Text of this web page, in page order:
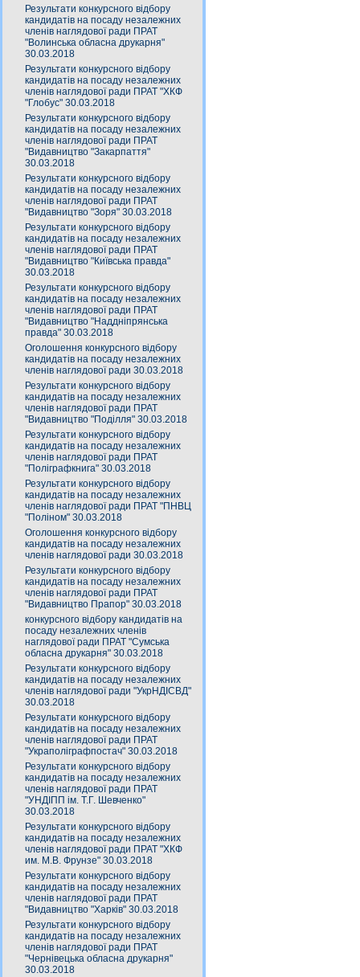
Результати конкурсного відбору
кандидатів на посаду незалежних
членів наглядової ради ПРАТ
"Волинська обласна друкарня"
30.03.2018
Результати конкурсного відбору
кандидатів на посаду незалежних
членів наглядової ради ПРАТ "ХКФ
"Глобус" 30.03.2018
Результати конкурсного відбору
кандидатів на посаду незалежних
членів наглядової ради ПРАТ
"Видавництво "Закарпаття"
30.03.2018
Результати конкурсного відбору
кандидатів на посаду незалежних
членів наглядової ради ПРАТ
"Видавництво "Зоря" 30.03.2018
Результати конкурсного відбору
кандидатів на посаду незалежних
членів наглядової ради ПРАТ
"Видавництво "Київська правда"
30.03.2018
Результати конкурсного відбору
кандидатів на посаду незалежних
членів наглядової ради ПРАТ
"Видавництво "Наддніпрянська
правда" 30.03.2018
Оголошення конкурсного відбору
кандидатів на посаду незалежних
членів наглядової ради 30.03.2018
Результати конкурсного відбору
кандидатів на посаду незалежних
членів наглядової ради ПРАТ
"Видавництво "Поділля" 30.03.2018
Результати конкурсного відбору
кандидатів на посаду незалежних
членів наглядової ради ПРАТ
"Поліграфкнига" 30.03.2018
Результати конкурсного відбору
кандидатів на посаду незалежних
членів наглядової ради ПРАТ "ПНВЦ
"Поліном" 30.03.2018
Оголошення конкурсного відбору
кандидатів на посаду незалежних
членів наглядової ради 30.03.2018
Результати конкурсного відбору
кандидатів на посаду незалежних
членів наглядової ради ПРАТ
"Видавництво Прапор" 30.03.2018
конкурсного відбору кандидатів на
посаду незалежних членів
наглядової ради ПРАТ "Сумська
обласна друкарня" 30.03.2018
Результати конкурсного відбору
кандидатів на посаду незалежних
членів наглядової ради "УкрНДІСВД"
30.03.2018
Результати конкурсного відбору
кандидатів на посаду незалежних
членів наглядової ради ПРАТ
"Украполіграфпостач" 30.03.2018
Результати конкурсного відбору
кандидатів на посаду незалежних
членів наглядової ради ПРАТ
"УНДІПП ім. Т.Г. Шевченко"
30.03.2018
Результати конкурсного відбору
кандидатів на посаду незалежних
членів наглядової ради ПРАТ "ХКФ
им. М.В. Фрунзе" 30.03.2018
Результати конкурсного відбору
кандидатів на посаду незалежних
членів наглядової ради ПРАТ
"Видавництво "Харків" 30.03.2018
Результати конкурсного відбору
кандидатів на посаду незалежних
членів наглядової ради ПРАТ
"Чернівецька обласна друкарня"
30.03.2018